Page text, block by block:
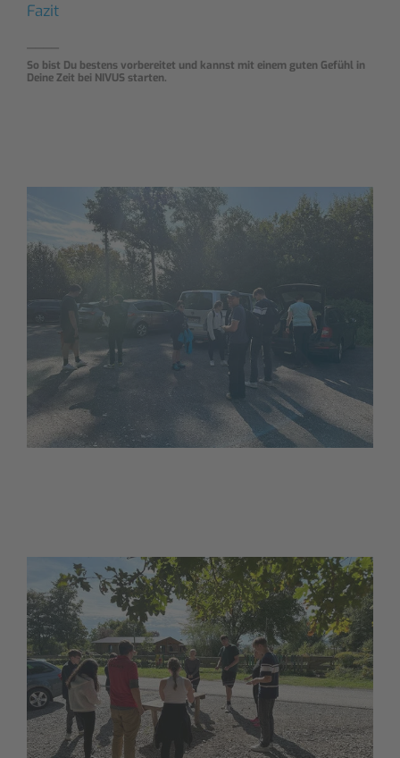
Fazit
So bist Du bestens vorbereitet und kannst mit einem guten Gefühl in
Deine Zeit bei NIVUS starten.